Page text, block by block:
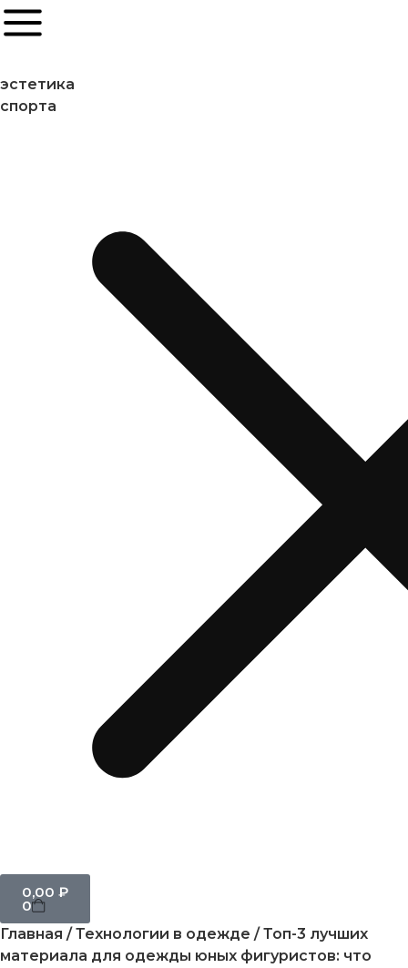
эстетика
спорта
0,00 ₽
0
Главная /Технологии в одежде / Топ-3 лучших
материала для одежды юных фигуристов: что